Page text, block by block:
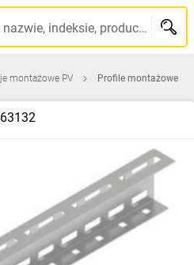
Szukaj po nazwie, indeksie, producencie, kodzie kreskowym...
montażowe PV Profile montażowe